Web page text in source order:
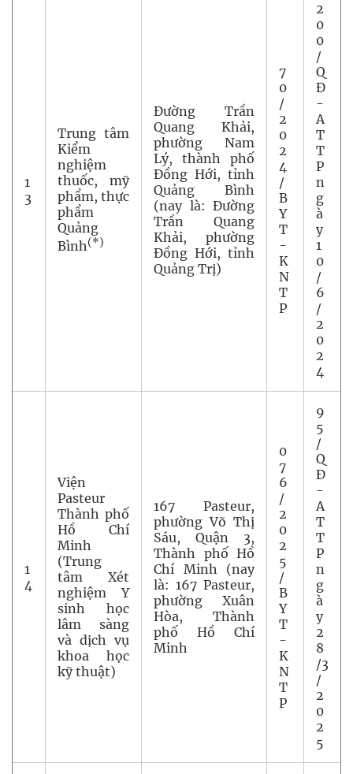
1
3
Trung tâm
Kiểm
nghiệm
thuốc, mỹ
phẩm, thực
phẩm
Quảng
Bình(*)
Đường Trần
Quang Khải,
phường Nam
Lý, thành phố
Đồng Hới, tỉnh
Quảng Bình
(nay là: Đường
Trần Quang
Khải, phường
Đồng Hới, tỉnh
Quảng Trị)
7
0
/
2
0
2
4
/
B
Y
T
-
K
N
T
P
2
0
0
/
Q
Đ
-
A
T
T
P
n
g
à
y
1
0
/
6
/
2
0
2
4
1
4
Viện
Pasteur
Thành phố
Hồ Chí
Minh
(Trung
tâm Xét
nghiệm Y
sinh học
lâm sàng
và dịch vụ
khoa học
kỹ thuật)
167 Pasteur,
phường Võ Thị
Sáu, Quận 3,
Thành phố Hồ
Chí Minh (nay
là: 167 Pasteur,
phường Xuân
Hòa, Thành
phố Hồ Chí
Minh
0
7
6
/
2
0
2
5
/
B
Y
T
-
K
N
T
P
9
5
/
Q
Đ
-
A
T
T
P
n
g
à
y
2
8
/3
/
2
0
2
5